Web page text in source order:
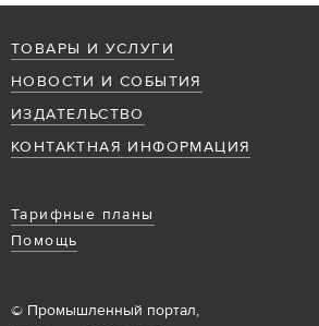
ТОВАРЫ И УСЛУГИ
НОВОСТИ И СОБЫТИЯ
ИЗДАТЕЛЬСТВО
КОНТАКТНАЯ ИНФОРМАЦИЯ
Тарифные планы
Помощь
© Промышленный портал,